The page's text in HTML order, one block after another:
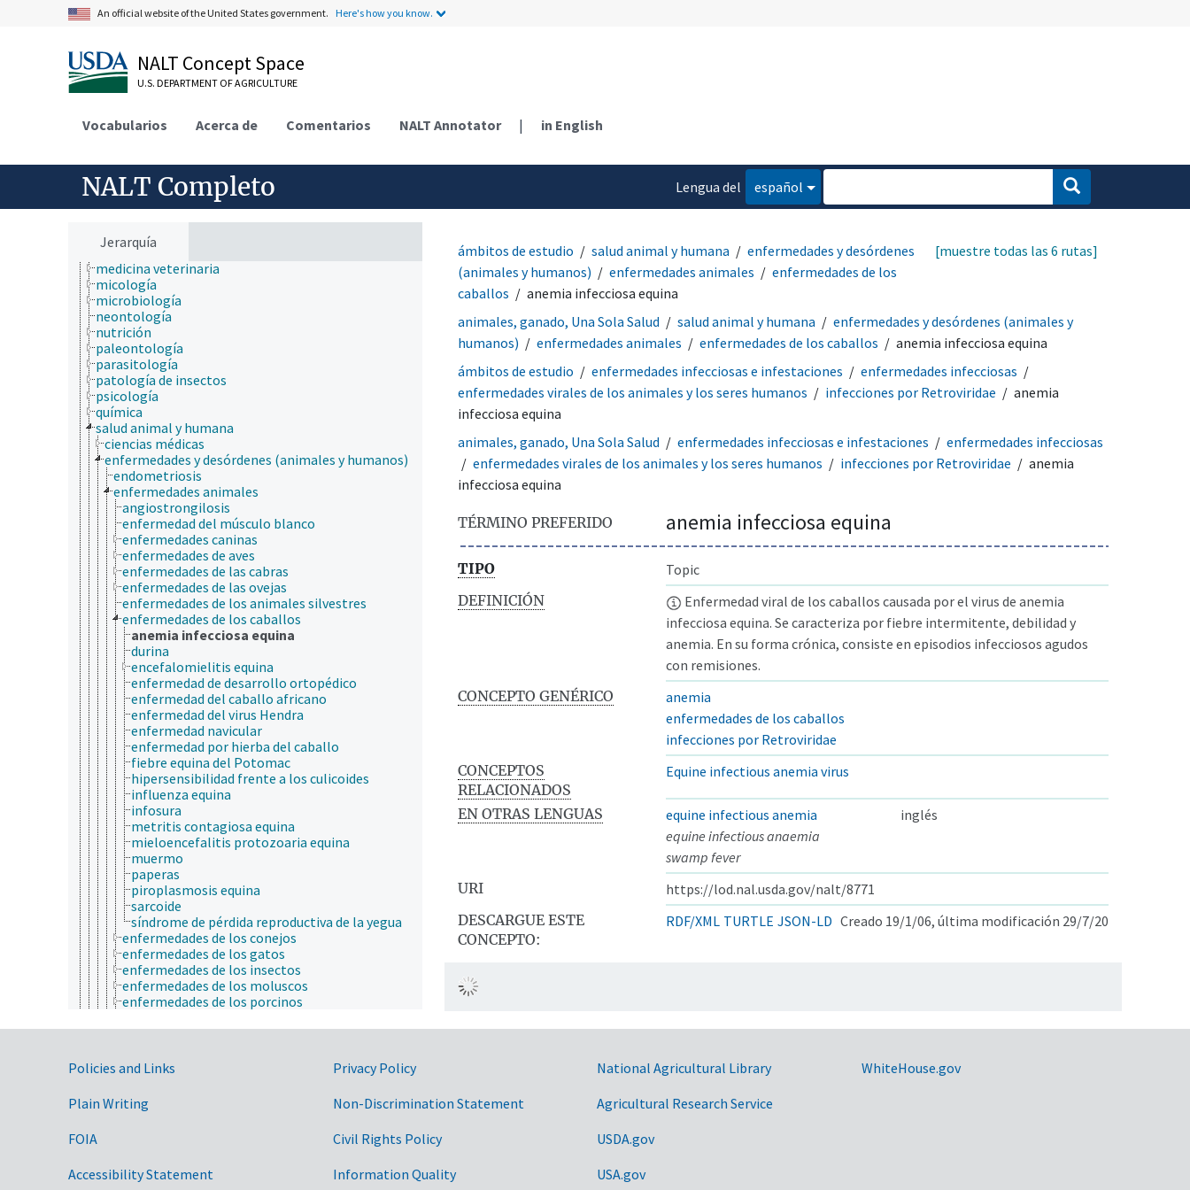
An official website of the United States government. Here's how you know.
NALT Concept Space
U.S. DEPARTMENT OF AGRICULTURE
Vocabularios Acerca de Comentarios NALT Annotator | in English
NALT Completo
Lengua del
español
Jerarquía
fisiopatología
geografía
geología
hidrología
histología
horticultura
ionómica
matemáticas y estadística
medicina veterinaria
micología
microbiología
neontología
nutrición
paleontología
parasitología
patología de insectos
psicología
química
salud animal y humana
ciencias médicas
enfermedades y desórdenes (animales y humanos)
endometriosis
enfermedades animales
angiostrongilosis
enfermedad del músculo blanco
enfermedades caninas
enfermedades de aves
enfermedades de las cabras
enfermedades de las ovejas
enfermedades de los animales silvestres
enfermedades de los caballos
anemia infecciosa equina
durina
encefalomielitis equina
enfermedad de desarrollo ortopédico
enfermedad del caballo africano
enfermedad del virus Hendra
enfermedad navicular
enfermedad por hierba del caballo
fiebre equina del Potomac
hipersensibilidad frente a los culicoides
influenza equina
infosura
metritis contagiosa equina
mieloencefalitis protozoaria equina
muermo
paperas
piroplasmosis equina
sarcoide
síndrome de pérdida reproductiva de la yegua
enfermedades de los conejos
enfermedades de los gatos
enfermedades de los insectos
enfermedades de los moluscos
enfermedades de los porcinos
enfermedades del ganado
enfermedades del visón
epizootias
peste bovina
enfermedades de la glándula mamaria
ámbitos de estudio salud animal y humana
enfermedades y desórdenes
(animales y humanos)
enfermedades animales
enfermedades de los
caballos
anemia infecciosa equina
[muestre todas las 6 rutas]
animales, ganado, Una Sola Salud salud animal y humana
enfermedades y desórdenes (animales y
humanos)
enfermedades animales enfermedades de los caballos
anemia infecciosa equina
ámbitos de estudio
enfermedades infecciosas e infestaciones
enfermedades infecciosas
enfermedades virales de los animales y los seres humanos
infecciones por Retroviridae
anemia
infecciosa equina
animales, ganado, Una Sola Salud
enfermedades infecciosas e infestaciones
enfermedades infecciosas
enfermedades virales de los animales y los seres humanos
infecciones por Retroviridae
anemia
infecciosa equina
TÉRMINO PREFERIDO anemia infecciosa equina
TIPO
Topic
DEFINICIÓN
Enfermedad viral de los caballos causada por el virus de anemia
infecciosa equina. Se caracteriza por fiebre intermitente, debilidad y
anemia. En su forma crónica, consiste en episodios infecciosos agudos
con remisiones.
CONCEPTO GENÉRICO
anemia
enfermedades de los caballos
infecciones por Retroviridae
CONCEPTOS
RELACIONADOS
Equine infectious anemia virus
EN OTRAS LENGUAS equine infectious anemia
inglés
equine infectious anaemia
swamp fever
URI
https://lod.nal.usda.gov/nalt/8771
DESCARGUE ESTE
CONCEPTO:
RDF/XML TURTLE JSON-LD Creado 19/1/06, última modificación 29/7/20
Government Links
Policies and Links
Plain Writing
FOIA
Accessibility Statement
Privacy Policy
Non-Discrimination Statement
Civil Rights Policy
Information Quality
National Agricultural Library
Agricultural Research Service
USDA.gov
USA.gov
WhiteHouse.gov